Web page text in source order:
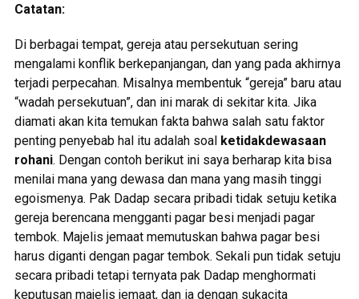
Catatan:
Di berbagai tempat, gereja atau persekutuan sering
mengalami konflik berkepanjangan, dan yang pada akhirnya
terjadi perpecahan. Misalnya membentuk “gereja” baru atau
“wadah persekutuan”, dan ini marak di sekitar kita. Jika
diamati akan kita temukan fakta bahwa salah satu faktor
penting penyebab hal itu adalah soal ketidakdewasaan
rohani. Dengan contoh berikut ini saya berharap kita bisa
menilai mana yang dewasa dan mana yang masih tinggi
egoismenya. Pak Dadap secara pribadi tidak setuju ketika
gereja berencana mengganti pagar besi menjadi pagar
tembok. Majelis jemaat memutuskan bahwa pagar besi
harus diganti dengan pagar tembok. Sekali pun tidak setuju
secara pribadi tetapi ternyata pak Dadap menghormati
keputusan majelis jemaat, dan ia dengan sukacita